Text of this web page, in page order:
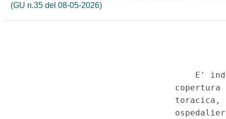
(GU n.35 del 08-05-2026)